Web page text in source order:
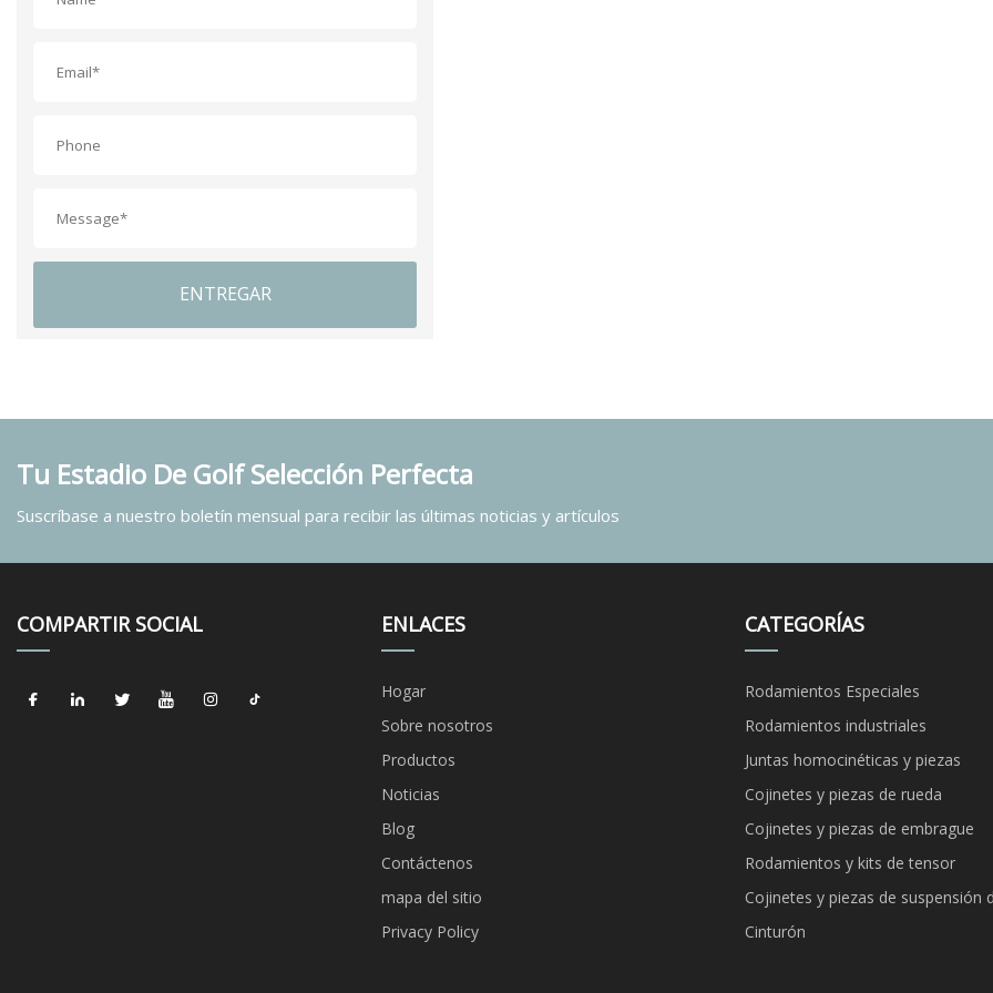
ENTREGAR
Tu Estadio De Golf Selección Perfecta
Suscríbase a nuestro boletín mensual para recibir las últimas noticias y artículos
COMPARTIR SOCIAL ENLACES
Hogar
Sobre nosotros
Productos
Noticias
Blog
Contáctenos
mapa del sitio
Privacy Policy
CATEGORÍAS
Rodamientos Especiales
Rodamientos industriales
Juntas homocinéticas y piezas
Cojinetes y piezas de rueda
Cojinetes y piezas de embrague
Rodamientos y kits de tensor
Cojinetes y piezas de suspensión
Cinturón